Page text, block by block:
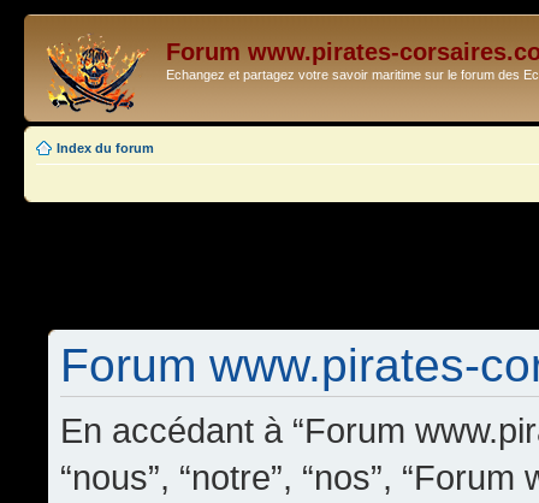
Forum www.pirates-
Echangez et partagez votre savoir maritime sur le forum des
Index du forum
Forum www.pirates-
En accédant à “Forum
“nous”, “notre”, “nos”,